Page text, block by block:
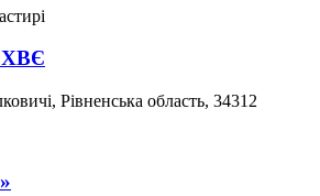
ХВЄ
Рівненська область, 34312